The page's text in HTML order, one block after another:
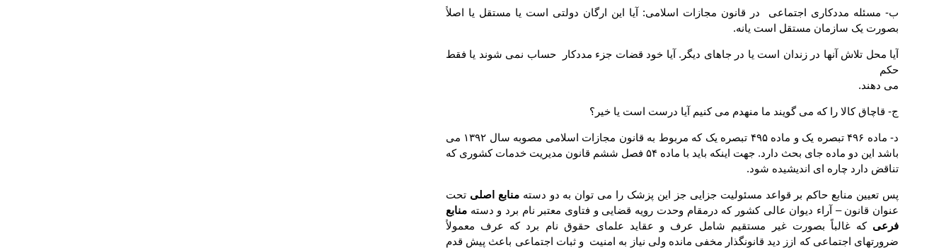
ب- مسئله مددکاری اجتماعی در قانون مجازات اسلامی: آیا این ارگان دولتی است یا مستقل یا اصلاً
بصورت یک سازمان مستقل است یانه.
آیا محل تلاش آنها در زندان است یا در جاهای دیگر. آیا خود قضات جزء مددکار حساب نمی شوند یا فقط
حکم
می دهند.
ج- قاچاق کالا را که می گویند ما منهدم می کنیم آیا درست است یا خیر؟
د- ماده ۴۹۶ تبصره یک و ماده ۴۹۵ تبصره یک که مربوط به قانون مجازات اسلامی مصوبه سال ۱۳۹۲ می
باشد این دو ماده جای بحث دارد. جهت اینکه باید با ماده ۵۴ فصل ششم قانون مدیریت خدمات کشوری که
تناقض دارد چاره ای اندیشیده شود.
پس تعیین منابع حاکم بر قواعد مسئولیت جزایی جز این پزشک را می توان به دو دستهمنابع اصلی تحت
عنوان قانون – آراء دیوان عالی کشور که درمقام وحدت رویه قضایی و فتاوی معتبر نام برد و دسته منابع
فرعی که غالباً بصورت غیر مستقیم شامل عرف و عقاید علمای حقوق نام برد که عرف معمولاً
ضرورتهای اجتماعی که ازز دید قانونگذار مخفی مانده ولی نیاز به امنیت و ثبات اجتماعی باعث پیش قدم